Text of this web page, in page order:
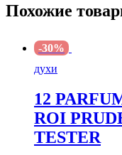
Похожие
-30%
духи
12
ROI
TESTER